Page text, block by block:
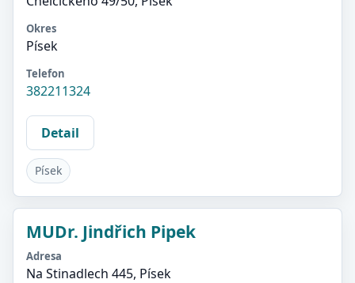
Okres
Písek
Telefon
382211324
Detail
Písek
MUDr. Jindřich Pipek
Adresa
Na Stinadlech 445, Písek